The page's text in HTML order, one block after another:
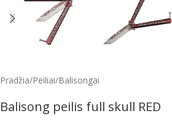
Pradžia/Peiliai/Balisongai
Balisong peilis full skull RED